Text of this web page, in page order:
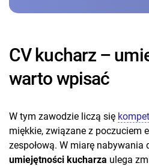
CV kucharz –
warto wpisać
W tym zawodzie liczą się
miękkie, związane z poczuciem
zespołową. W miarę nabywania
umiejętności kucharza ulega